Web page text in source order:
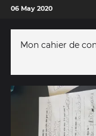
06 May 2020
Mon cahier de